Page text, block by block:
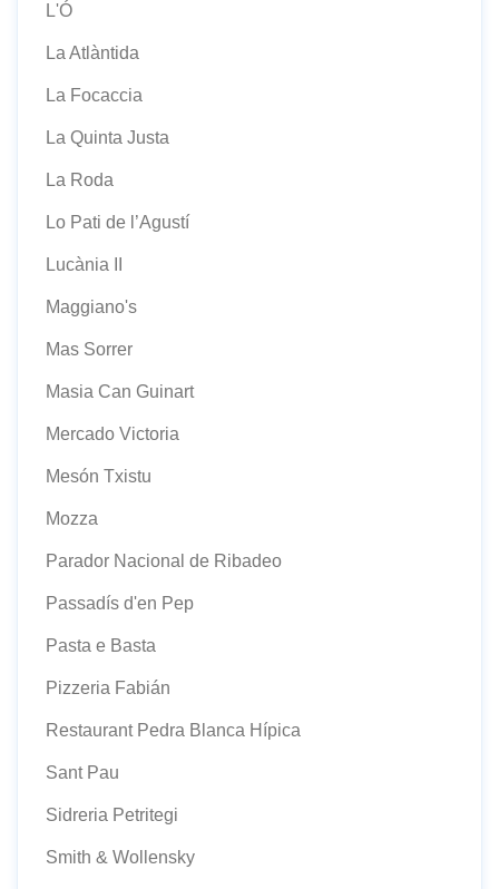
L'Ó
La Atlàntida
La Focaccia
La Quinta Justa
La Roda
Lo Pati de l’Agustí
Lucània II
Maggiano's
Mas Sorrer
Masia Can Guinart
Mercado Victoria
Mesón Txistu
Mozza
Parador Nacional de Ribadeo
Passadís d'en Pep
Pasta e Basta
Pizzeria Fabián
Restaurant Pedra Blanca Hípica
Sant Pau
Sidreria Petritegi
Smith & Wollensky